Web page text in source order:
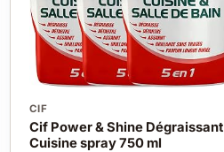
CIF
Cif Power & Shine Dégraissant
Cuisine spray 750 ml